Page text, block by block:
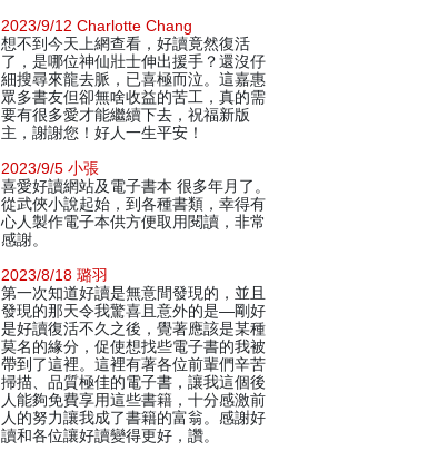
2023/9/12 Charlotte Chang
想不到今天上網查看，好讀竟然復活
了，是哪位神仙壯士伸出援手？還沒仔
細搜尋來龍去脈，已喜極而泣。這嘉惠
眾多書友但卻無啥收益的苦工，真的需
要有很多愛才能繼續下去，祝福新版
主，謝謝您！好人一生平安！
2023/9/5 小張
喜愛好讀網站及電子書本 很多年月了。
從武俠小說起始，到各種書類，幸得有
心人製作電子本供方便取用閱讀，非常
感謝。
2023/8/18 璐羽
第一次知道好讀是無意間發現的，並且
發現的那天令我驚喜且意外的是—剛好
是好讀復活不久之後，覺著應該是某種
莫名的緣分，促使想找些電子書的我被
帶到了這裡。這裡有著各位前輩們辛苦
掃描、品質極佳的電子書，讓我這個後
人能夠免費享用這些書籍，十分感激前
人的努力讓我成了書籍的富翁。感謝好
讀和各位讓好讀變得更好，讚。